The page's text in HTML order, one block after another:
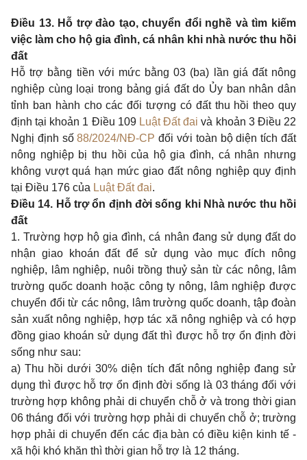
Điều 13. Hỗ trợ đào tạo, chuyển đổi nghề và tìm kiếm
việc làm cho hộ gia đình, cá nhân khi nhà nước thu hồi
đất
Hỗ trợ bằng tiền với mức bằng 03 (ba) lần giá đất nông
nghiệp cùng loại trong bảng giá đất do Ủy ban nhân dân
tỉnh ban hành cho các đối tượng có đất thu hồi theo quy
định tại khoản 1 Điều 109 Luật Đất đai và khoản 3 Điều 22
Nghị định số88/2024/NĐ-CP đối với toàn bộ diện tích đất
nông nghiệp bị thu hồi của hộ gia đình, cá nhân nhưng
không vượt quá hạn mức giao đất nông nghiệp quy định
tại Điều 176 của Luật Đất đai.
Điều 14. Hỗ trợ ổn định đời sống khi Nhà nước thu hồi
đất
1. Trường hợp hộ gia đình, cá nhân đang sử dụng đất do
nhận giao khoán đất để sử dụng vào mục đích nông
nghiệp, lâm nghiệp, nuôi trồng thuỷ sản từ các nông, lâm
trường quốc doanh hoặc công ty nông, lâm nghiệp được
chuyển đổi từ các nông, lâm trường quốc doanh, tập đoàn
sản xuất nông nghiệp, hợp tác xã nông nghiệp và có hợp
đồng giao khoán sử dụng đất thì được hỗ trợ ổn định đời
sống như sau:
a) Thu hồi dưới 30% diện tích đất nông nghiệp đang sử
dụng thì được hỗ trợ ổn định đời sống là 03 tháng đối với
trường hợp không phải di chuyển chỗ ở và trong thời gian
06 tháng đối với trường hợp phải di chuyển chỗ ở; trường
hợp phải di chuyển đến các địa bàn có điều kiện kinh tế -
xã hội khó khăn thì thời gian hỗ trợ là 12 tháng.